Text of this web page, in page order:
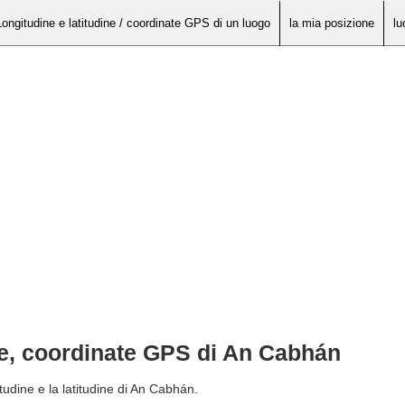
e latitudine / coordinate GPS di un luogo la mia posizione
coordinate GPS di An Cabhán
e la latitudine di An Cabhán.